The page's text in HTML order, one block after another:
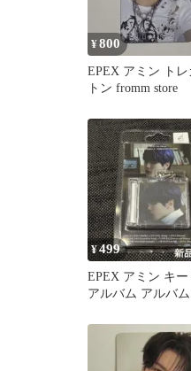
¥800
EPEX アミン トレ
トン fromm store
¥499
EPEX アミン キ
アルバム アルバム